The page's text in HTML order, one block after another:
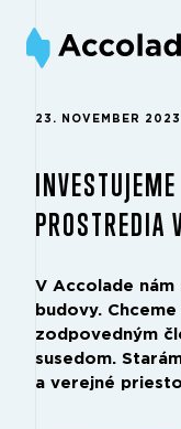
23. NOVEMBER 2023
PROSTREDIA
V Accolade nám
budovy.
zodpovedným
susedom.
a verejné